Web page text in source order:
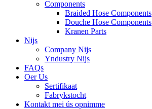
Components
Braided Hose Components
Douche Hose Components
Kranen Parts
Nijs
Company Nijs
Yndustry Nijs
FAQs
Oer Us
Sertifikaat
Fabrykstocht
Kontakt mei ús opnimme